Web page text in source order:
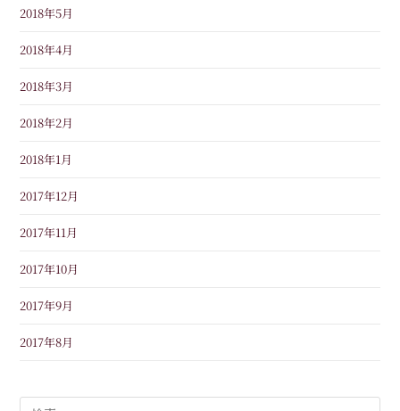
2018年5月
2018年4月
2018年3月
2018年2月
2018年1月
2017年12月
2017年11月
2017年10月
2017年9月
2017年8月